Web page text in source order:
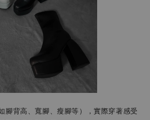
腳背高、寬腳、瘦腳等），實際穿著感受